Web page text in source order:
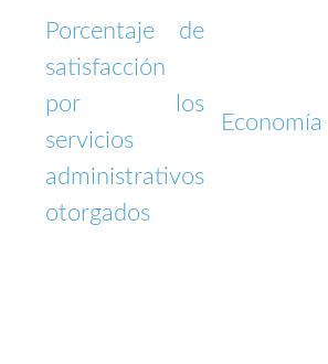
Porcentaje de
satisfacción
por los
servicios
administrativos
otorgados
Economía